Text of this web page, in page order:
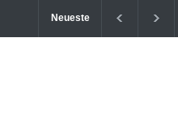
Neueste